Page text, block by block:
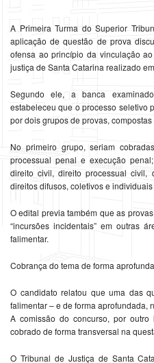
​A Primeira Turma do Superior
aplicação de questão de prova
ofensa ao princípio da vinculação
justiça de Santa Catarina realizado
Segundo ele, a banca
estabeleceu que o processo seletivo
por dois grupos de provas,
No primeiro grupo, seriam
processual penal e execução
direito civil, direito processual
direitos difusos, coletivos e
O edital previa também que as
“incursões incidentais” em outras
falimentar.
Cobrança do tema de forma
O candidato relatou que uma das
falimentar – e de forma aprofundada,
A comissão do concurso, por
cobrado de forma transversal na
O Tribunal de Justiça de Santa